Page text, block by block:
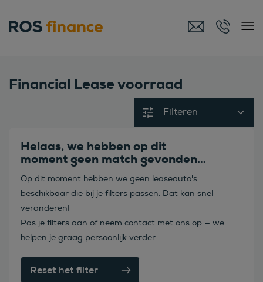
Financial Lease voorraad
Filteren
Helaas, we hebben op dit
moment geen match gevonden…
Op dit moment hebben we geen leaseauto's
beschikbaar die bij je filters passen. Dat kan snel
veranderen!
Pas je filters aan of neem contact met ons op — we
helpen je graag persoonlijk verder.
Reset het filter